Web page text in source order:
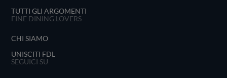
TUTTI GLI ARGOMENTI
FINE DINING LOVERS
CHI SIAMO
UNISCITI FDL
SEGUICI SU